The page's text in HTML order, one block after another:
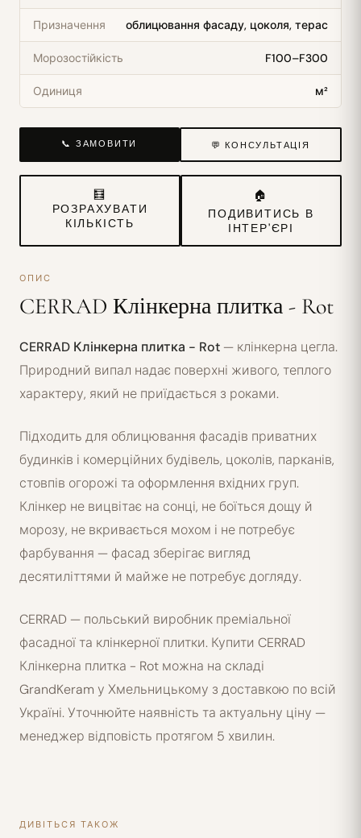
Призначення облицювання фасаду, цоколя, терас
Морозостійкість F100–F300
Одиниця м²
📞 ЗАМОВИТИ 💬 КОНСУЛЬТАЦІЯ
🧮
РОЗРАХУВАТИ
КІЛЬКІСТЬ
🏠
ПОДИВИТИСЬ В
ІНТЕР'ЄРІ
ОПИС
CERRAD Клінкерна плитка - Rot
CERRAD Клінкерна плитка - Rot— клінкерна цегла.
Природний випал надає поверхні живого, теплого
характеру, який не приїдається з роками.
Підходить для облицювання фасадів приватних
будинків і комерційних будівель, цоколів, парканів,
стовпів огорожі та оформлення вхідних груп.
Клінкер не вицвітає на сонці, не боїться дощу й
морозу, не вкривається мохом і не потребує
фарбування — фасад зберігає вигляд
десятиліттями й майже не потребує догляду.
CERRAD — польський виробник преміальної
фасадної та клінкерної плитки. Купити CERRAD
Клінкерна плитка - Rot можна на складі
GrandKeram у Хмельницькому з доставкою по всій
Україні. Уточнюйте наявність та актуальну ціну —
менеджер відповість протягом 5 хвилин.
ДИВІТЬСЯ ТАКОЖ